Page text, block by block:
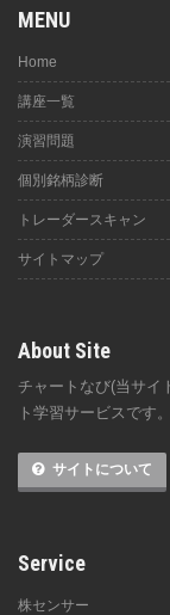
MENU
Home
講座一覧
演習問題
個別銘柄診断
トレーダースキャン
サイトマップ
About Site
チャートなび(当サイ
ト学習サービスです
サイトについて
Service
株センサー